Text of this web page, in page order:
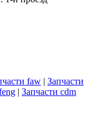
faw | Запчасти
| Запчасти cdm